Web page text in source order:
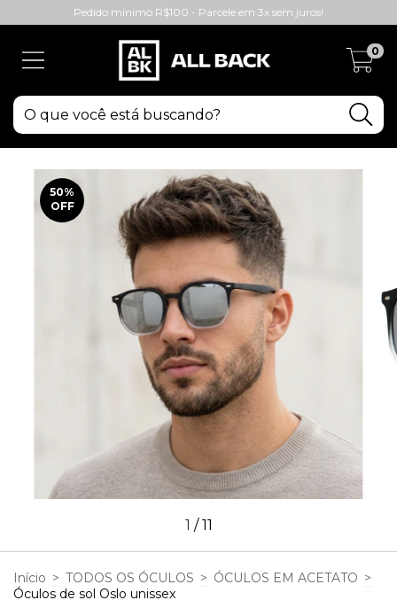
Pedido mínimo R$100 - Parcele em 3x sem juros!
0
50%
OFF
1 /11
Início > TODOS OS ÓCULOS > ÓCULOS EM ACETATO >
Óculos de sol Oslo unissex